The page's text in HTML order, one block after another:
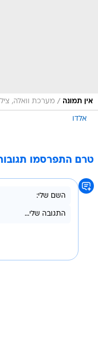
אין תמונה / מערכת וואלה,
אלדו
טרם התפרסמו